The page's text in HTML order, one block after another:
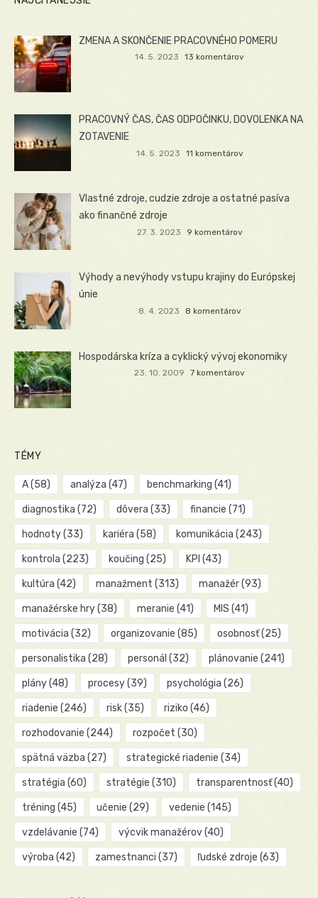
ZMENA A SKONČENIE PRACOVNÉHO POMERU
14. 5. 2023 13 komentárov
PRACOVNÝ ČAS, ČAS ODPOČINKU, DOVOLENKA NA
ZOTAVENIE
14. 5. 2023 11 komentárov
Vlastné zdroje, cudzie zdroje a ostatné pasíva
ako finančné zdroje
27. 3. 2023 9 komentárov
Výhody a nevýhody vstupu krajiny do Európskej
únie
8. 4. 2023 8 komentárov
Hospodárska kríza a cyklický vývoj ekonomiky
23. 10. 2009 7 komentárov
TÉMY
A(58) analýza (47) benchmarking (41)
diagnostika (72) dôvera (33) financie (71)
hodnoty(33) kariéra (58) komunikácia (243)
kontrola (223) koučing (25) KPI (43)
kultúra (42) manažment (313) manažér(93)
manažérske hry(38) meranie (41) MIS (41)
motivácia (32) organizovanie (85) osobnosť(25)
personalistika (28) personál (32) plánovanie (241)
plány(48) procesy(39) psychológia (26)
riadenie (246) risk(35) riziko (46)
rozhodovanie (244) rozpočet (30)
spätná väzba (27) strategické riadenie (34)
stratégia (60) stratégie (310) transparentnosť(40)
tréning (45) učenie (29) vedenie (145)
vzdelávanie (74) výcvik manažérov(40)
výroba (42) zamestnanci (37) ľudské zdroje (63)